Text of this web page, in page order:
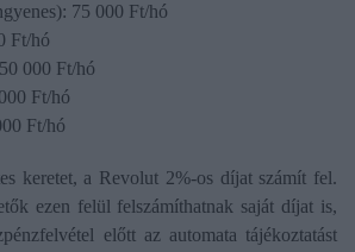
75 000 Ft/hó
Ft/hó
000 Ft/hó
Ft/hó
Ft/hó
keretet, a Revolut 2%-os díjat számít fel.
ezen felül felszámíthatnak saját díjat is,
előtt az automata tájékoztatást